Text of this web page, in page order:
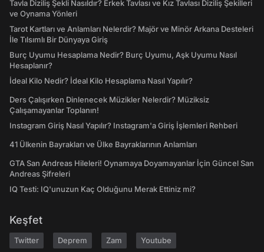
Tavla Diziliş Şekli Nasıldır? Erkek Tavlası ve Kız Tavlası Diziliş Şekilleri
ve Oynama Yönleri
Tarot Kartları ve Anlamları Nelerdir? Majör ve Minör Arkana Desteleri
İle Tılsımlı Bir Dünyaya Giriş
Burç Uyumu Hesaplama Nedir? Burç Uyumu, Aşk Uyumu Nasıl
Hesaplanır?
İdeal Kilo Nedir? İdeal Kilo Hesaplama Nasıl Yapılır?
Ders Çalışırken Dinlenecek Müzikler Nelerdir? Müziksiz
Çalışamayanlar Toplanın!
Instagram Giriş Nasıl Yapılır? Instagram'a Giriş İşlemleri Rehberi
41 Ülkenin Bayrakları ve Ülke Bayraklarının Anlamları
GTA San Andreas Hileleri! Oynamaya Doyamayanlar İçin Güncel San
Andreas Şifreleri
IQ Testi: IQ'unuzun Kaç Olduğunu Merak Ettiniz mi?
Keşfet
Twitter Deprem Zam Youtube